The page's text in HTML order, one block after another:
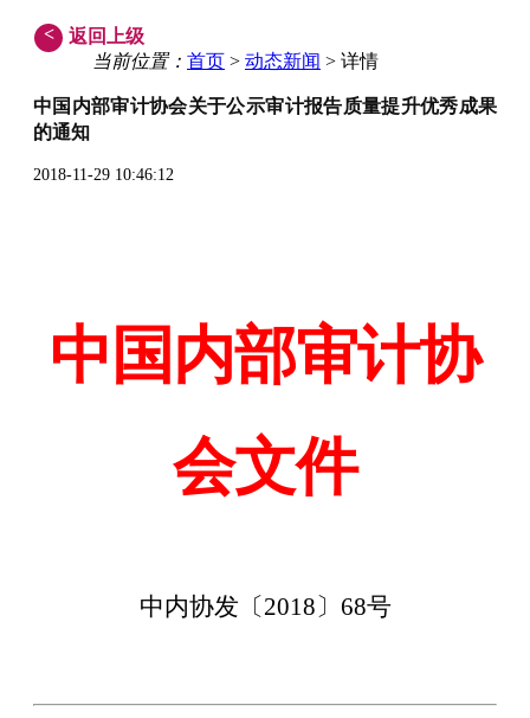
<
返回上级
当前位置： 首页 > 动态新闻 > 详情
中国内部审计协会关于公示审计报告质量提升优秀成果
的通知
2018-11-29 10:46:12
中国内部审计协
会文件
中内协发〔2018〕 68号